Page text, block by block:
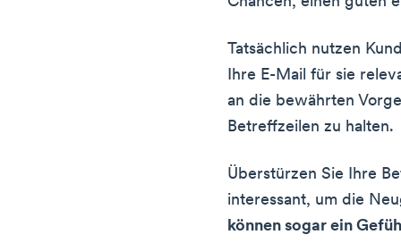
Tatsächlich nutzen
Ihre E-Mail für sie
an die bewährten
Betreffzeilen zu halten.
Überstürzen Sie Ihre
interessant, um die
können sogar ein